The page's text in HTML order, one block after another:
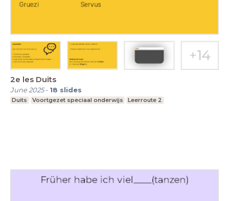
2e les Duits
June 2025- 18 slides
Duits Voortgezet speciaal onderwijs Leerroute 2